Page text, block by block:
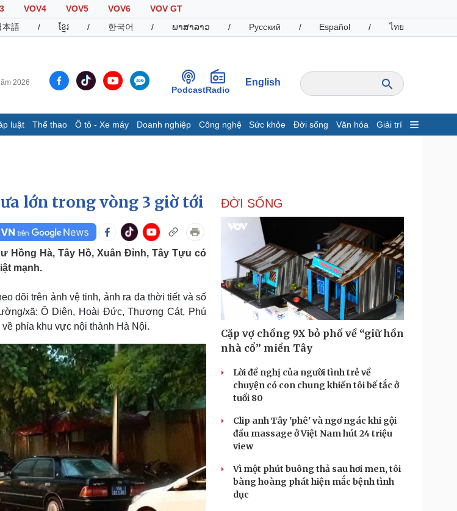
VOV4 VOV5 VOV6
VOV GT
本語 / ខ្មែរ / 한국어 / ພາສາລາວ / Русский / Español / ไทย
2026
PodcastRadio
English
luật Thể thao Ô tô - Xe máy Doanh nghiệp Công nghệ Sức khỏe Đời sống Văn hóa Giải trí
Infographic
Giá cà phê
Ô tô - Xe máy
Tư vấn
Doanh nghiệp
Thông tin doanh nghiệp
Doanh nghiệp 24h
Doanh nhân
Vì cộng đồng
Công nghệ
Sành điệu
Tin Công nghệ
Trải nghiệm
Chuyển đổi số
ảnh
Nghệ sĩ
Thời trang
Sao Việt
Tư vấn
Săn Tour
check-in
Podcast
Câu chuyện thời sự
Đọc truyện đêm khuya
Cửa sổ tình yêu
lớn trong vòng 3 giờ tới
Hồng Hà, Tây Hồ, Xuân Đỉnh, Tây Tựu có
mạnh.
dõi trên ảnh vệ tinh, ảnh ra đa thời tiết và số
xã: Ô Diên, Hoài Đức, Thượng Cát, Phú
phía khu vực nội thành Hà Nội.
ĐỜI SỐNG
Cặp vợ chồng 9X bỏ phố về “giữ hồn
nhà cổ” miền Tây
Lời đề nghị của người tình trẻ về
chuyện có con chung khiến tôi bế tắc ở
tuổi 80
Clip anh Tây 'phê' và ngơ ngác khi gội
đầu massage ở Việt Nam hút 24 triệu
view
Vì một phút buông thả sau hơi men, tôi
bàng hoàng phát hiện mắc bệnh tình
dục